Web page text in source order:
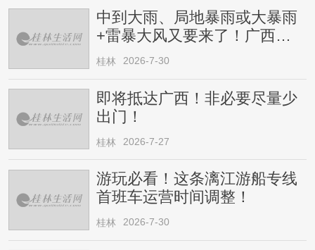
中到大雨、局地暴雨或大暴雨
+雷暴大风又要来了！广西人
请注意
桂林 2026-7-30
即将抵达广西！非必要尽量少
出门！
桂林 2026-7-27
游玩必看！这条漓江游船专线
首班车运营时间调整！
桂林 2026-7-30